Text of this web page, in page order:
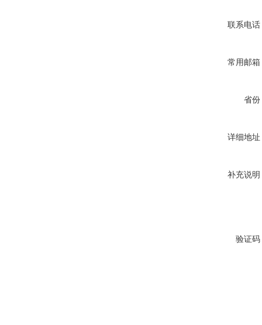
联系电话
常用邮箱
省份
详细地址
补充说明
验证码